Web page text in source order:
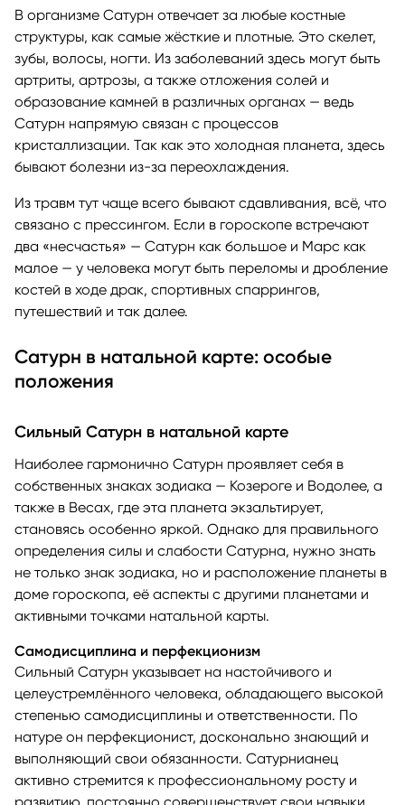
В организме Сатурн отвечает за любые костные
структуры, как самые жёсткие и плотные. Это скелет,
зубы, волосы, ногти. Из заболеваний здесь могут быть
артриты, артрозы, а также отложения солей и
образование камней в различных органах — ведь
Сатурн напрямую связан с процессов
кристаллизации. Так как это холодная планета, здесь
бывают болезни из-за переохлаждения.
Из травм тут чаще всего бывают сдавливания, всё, что
связано с прессингом. Если в гороскопе встречают
два «несчастья» — Сатурн как большое и Марс как
малое — у человека могут быть переломы и дробление
костей в ходе драк, спортивных спаррингов,
путешествий и так далее.
Сатурн в натальной карте: особые
положения
Сильный Сатурн в натальной карте
Наиболее гармонично Сатурн проявляет себя в
собственных знаках зодиака — Козероге и Водолее, а
также в Весах, где эта планета экзальтирует,
становясь особенно яркой. Однако для правильного
определения силы и слабости Сатурна, нужно знать
не только знак зодиака, но и расположение планеты в
доме гороскопа, её аспекты с другими планетами и
активными точками натальной карты.
Самодисциплина и перфекционизм
Сильный Сатурн указывает на настойчивого и
целеустремлённого человека, обладающего высокой
степенью самодисциплины и ответственности. По
натуре он перфекционист, досконально знающий и
выполняющий свои обязанности. Сатурнианец
активно стремится к профессиональному росту и